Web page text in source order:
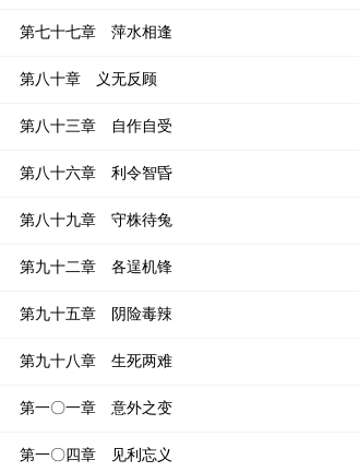
第七十七章 萍水相逢
第八十章 义无反顾
第八十三章 自作自受
第八十六章 利令智昏
第八十九章 守株待兔
第九十二章 各逞机锋
第九十五章 阴险毒辣
第九十八章 生死两难
第一〇一章 意外之变
第一〇四章 见利忘义